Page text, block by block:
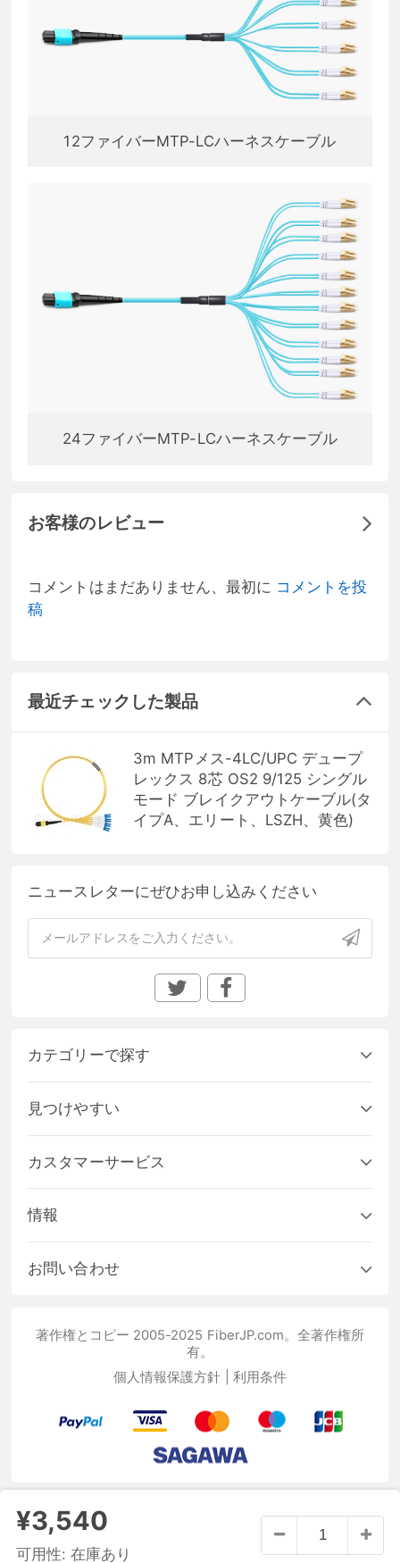
¥3,540
可用性: 在庫あり
12ファイバーMTP-LCハーネスケーブル
24ファイバーMTP-LCハーネスケーブル
お客様のレビュー
コメントはまだありません、最初に コメントを投
稿
最近チェックした製品
3m MTPメス-4LC/UPC デュープ
レックス 8芯 OS2 9/125 シングル
モード ブレイクアウトケーブル(タ
イプA、エリート、LSZH、黄色)
ニュースレターにぜひお申し込みください
カテゴリーで探す
見つけやすい
カスタマーサービス
情報
お問い合わせ
著作権とコピー 2005-2025 FiberJP.com。全著作権所
有。
個人情報保護方針
利用条件